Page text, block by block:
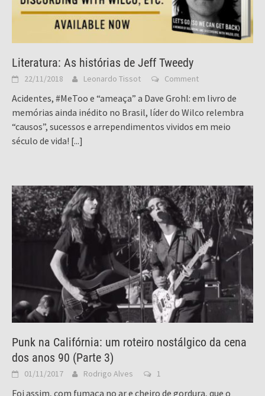
Literatura: As histórias de Jeff Tweedy
22/11/2018 Leonardo Tissot Comment
Acidentes, #MeToo e “ameaça” a Dave Grohl: em livro de
memórias ainda inédito no Brasil, líder do Wilco relembra
“causos”, sucessos e arrependimentos vividos em meio
século de vida! [...]
Punk na Califórnia: um roteiro nostálgico da cena
dos anos 90 (Parte 3)
01/11/2017 Rodrigo Alves 1
Foi assim, com fumaça no ar e cheiro de gordura, que o